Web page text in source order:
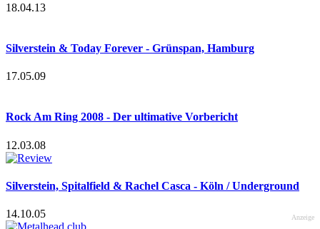
18.04.13
Silverstein & Today Forever - Grünspan, Hamburg
17.05.09
Rock Am Ring 2008 - Der ultimative Vorbericht
12.03.08
Silverstein, Spitalfield & Rachel Casca - Köln / Underground
14.10.05 Anzeige